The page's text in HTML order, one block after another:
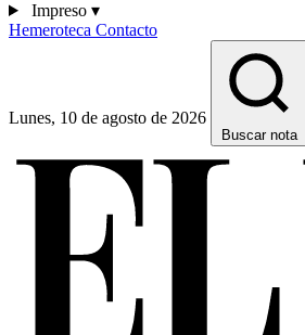
Impreso ▾
Hemeroteca Contacto
Lunes, 10 de agosto de 2026
Buscar nota